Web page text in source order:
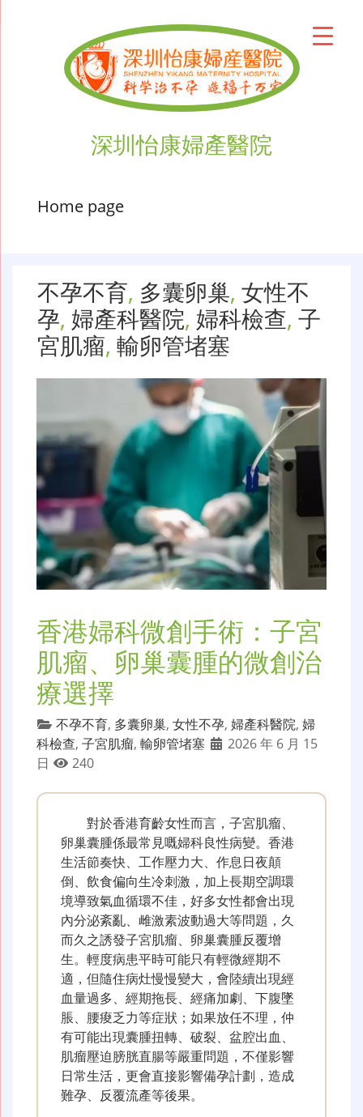
深圳怡康婦產醫院
Home page
不孕不育, 多囊卵巢, 女性不
孕, 婦產科醫院, 婦科檢查, 子
宮肌瘤, 輸卵管堵塞
香港婦科微創手術：子宮
肌瘤、卵巢囊腫的微創治
療選擇
不孕不育, 多囊卵巢, 女性不孕, 婦產科醫院, 婦
科檢查, 子宮肌瘤, 輸卵管堵塞
2026 年 6 月 15
日
240
對於香港育齡女性而言，子宮肌瘤、
卵巢囊腫係最常見嘅婦科良性病變。香港
生活節奏快、工作壓力大、作息日夜顛
倒、飲食偏向生冷刺激，加上長期空調環
境導致氣血循環不佳，好多女性都會出現
內分泌紊亂、雌激素波動過大等問題，久
而久之誘發子宮肌瘤、卵巢囊腫反覆增
生。輕度病患平時可能只有輕微經期不
適，但隨住病灶慢慢變大，會陸續出現經
血量過多、經期拖長、經痛加劇、下腹墜
脹、腰痠乏力等症狀；如果放任不理，仲
有可能出現囊腫扭轉、破裂、盆腔出血、
肌瘤壓迫膀胱直腸等嚴重問題，不僅影響
日常生活，更會直接影響備孕計劃，造成
難孕、反覆流產等後果。